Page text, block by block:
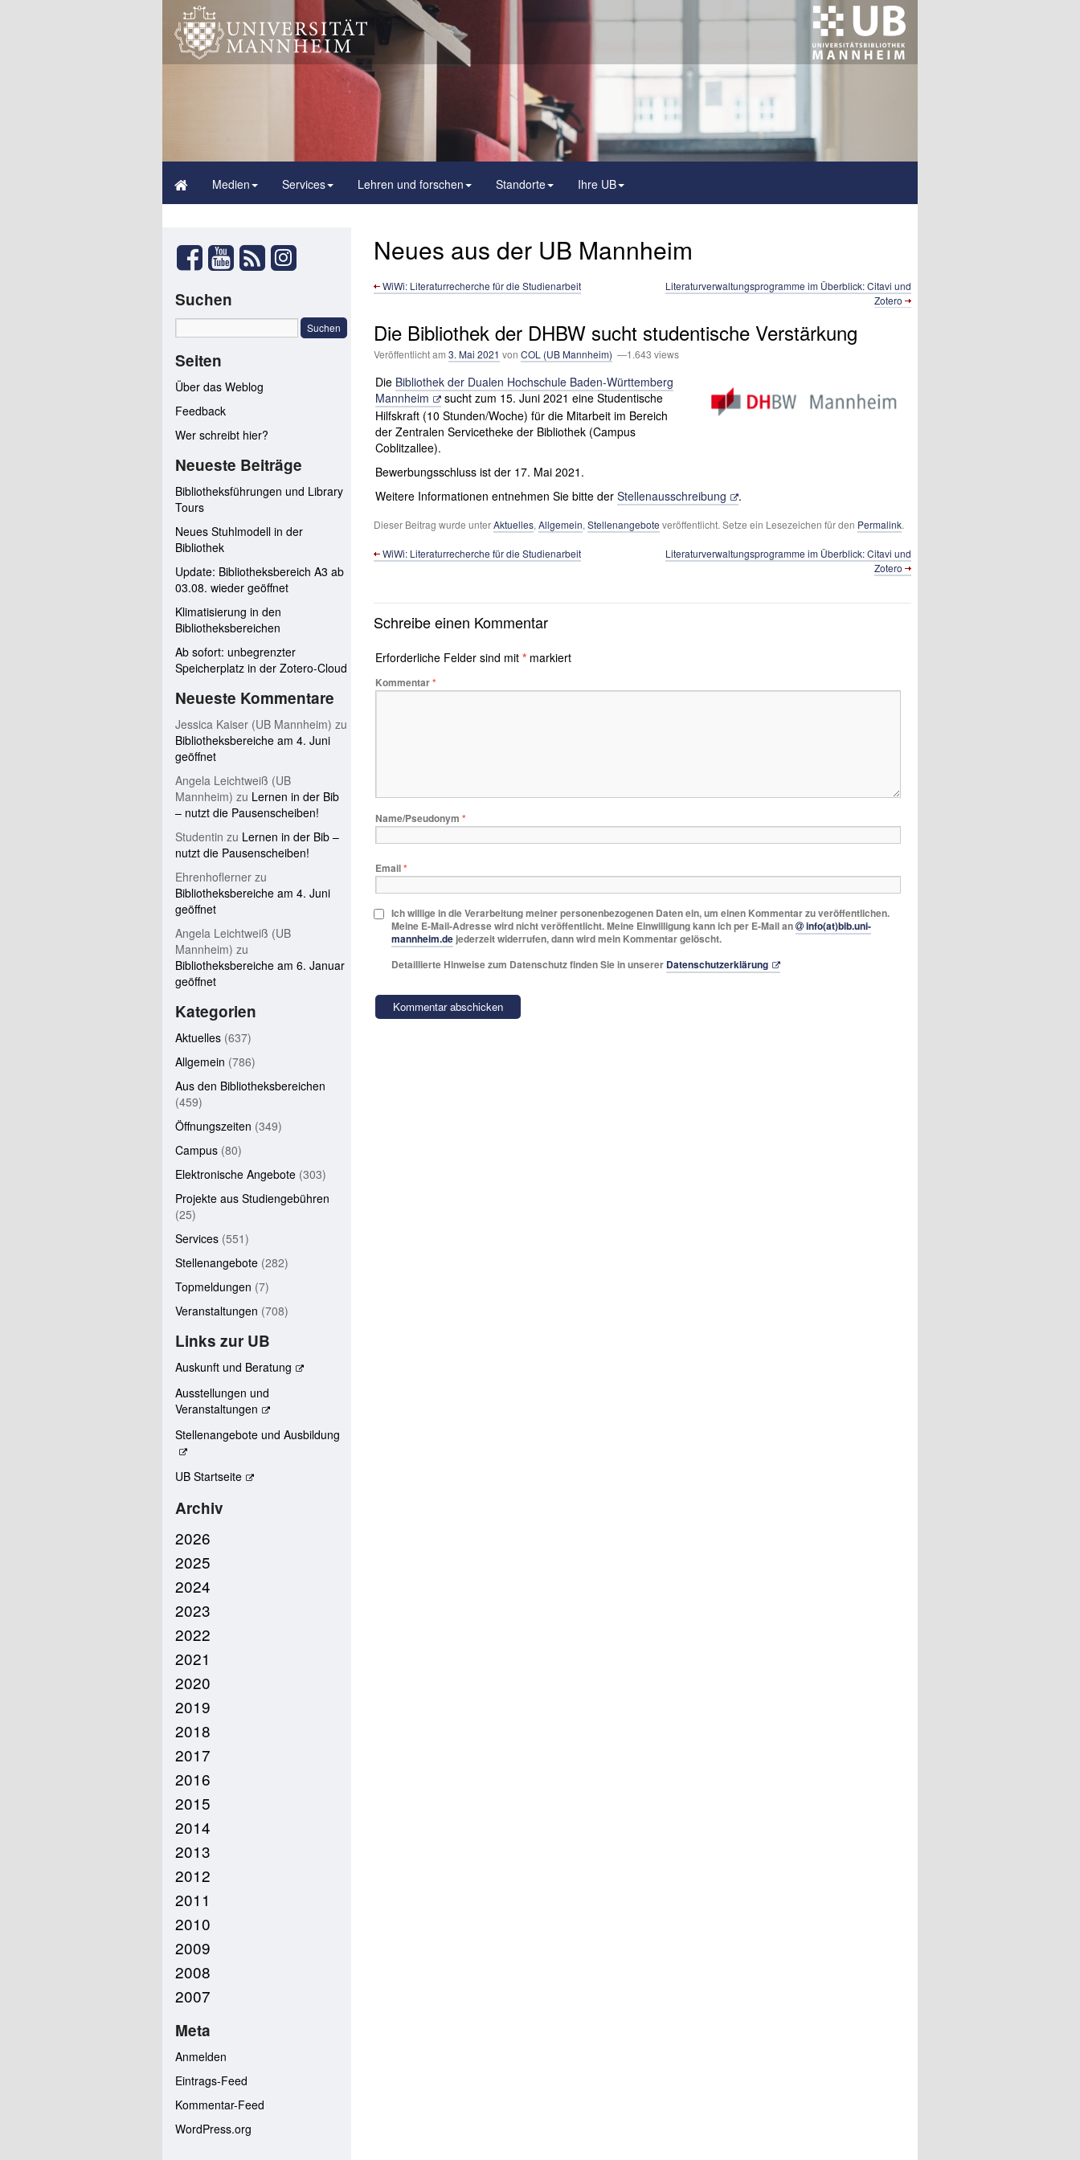
Medien Services Lehren und forschen Standorte Ihre UB
Neues aus der UB Mannheim
WiWi: Literatur­recherche für die Studien­arbeit
Literaturverwaltungsprogramme im Überblick: Citavi und
Zotero
Die Bibliothek der DHBW sucht studentische Verstärkung
Veröffentlicht am 3. Mai 2021 von COL (UB Mannheim) —1.643 views
Die Bibliothek der Dualen Hochschule Baden-Württemberg
Mannheim
sucht zum 15. Juni 2021 eine Studentische
Hilfskraft (10 Stunden/Woche) für die Mitarbeit im Bereich
der Zentralen Servicetheke der Bibliothek (Campus
Coblitzallee).
Bewerbungsschluss ist der 17. Mai 2021.
Weitere Informationen entnehmen Sie bitte derStellenausschreibung .
Dieser Beitrag wurde unterAktuelles,Allgemein,Stellenangebote veröffentlicht. Setze ein Lesezeichen für den Permalink.
WiWi: Literatur­recherche für die Studien­arbeit
Literaturverwaltungsprogramme im Überblick: Citavi und
Zotero
Schreibe einen Kommentar
Erforderliche Felder sind mit* markiert
Kommentar*
Name/Pseudonym*
Email*
Ich willige in die Verarbeitung meiner personenbezogenen Daten ein, um einen Kommentar zu veröffentlichen.
Meine E-Mail-Adresse wird nicht veröffentlicht. Meine Einwilligung kann ich per E-Mail an
info(at)bib.uni-
mannheim.de jederzeit widerrufen, dann wird mein Kommentar gelöscht.
Detaillierte Hinweise zum Datenschutz finden Sie in unserer Datenschutzerklärung
Suchen
Seiten
Über das Weblog
Feedback
Wer schreibt hier?
Neueste Beiträge
Bibliotheksführungen und Library
Tours
Neues Stuhlmodell in der
Bibliothek
Update: Bibliotheksbereich A3 ab
03.08. wieder geöffnet
Klimatisierung in den
Bibliotheksbereichen
Ab sofort: unbegrenzter
Speicherplatz in der Zotero-Cloud
Neueste Kommentare
Jessica Kaiser (UB Mannheim) zu
Bibliotheksbereiche am 4. Juni
geöffnet
Angela Leichtweiß (UB
Mannheim) zu Lernen in der Bib
– nutzt die Pausenscheiben!
Studentin zu Lernen in der Bib –
nutzt die Pausenscheiben!
Ehrenhoflerner zu
Bibliotheksbereiche am 4. Juni
geöffnet
Angela Leichtweiß (UB
Mannheim) zu
Bibliotheksbereiche am 6. Januar
geöffnet
Kategorien
Aktuelles (637)
Allgemein (786)
Aus den Bibliotheksbereichen
(459)
Öffnungszeiten (349)
Campus (80)
Elektronische Angebote (303)
Projekte aus Studiengebühren
(25)
Services (551)
Stellenangebote (282)
Topmeldungen (7)
Veranstaltungen (708)
Links zur UB
Auskunft und Beratung
Ausstellungen und
Veranstaltungen
Stellenangebote und Ausbildung
UB Startseite
Archiv
2026
2025
2024
2023
2022
2021
2020
2019
2018
2017
2016
2015
2014
2013
2012
2011
2010
2009
2008
2007
Meta
Anmelden
Eintrags-Feed
Kommentar-Feed
WordPress.org